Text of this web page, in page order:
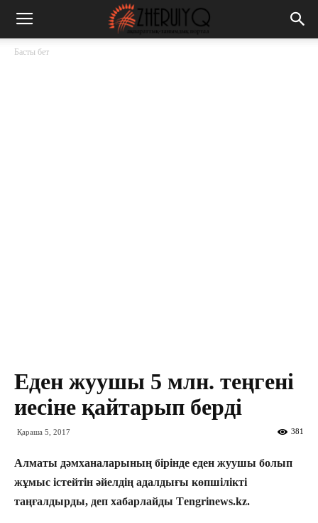
Басты бет
Еден жуушы 5 млн. теңгені
иесіне қайтарып берді
Қараша 5, 2017 381
Алматы дәмханаларының бірінде еден жуушы болып
жұмыс істейтін әйелдің адалдығы көпшілікті
таңғалдырды, деп хабарлайды Тengrinews.kz.